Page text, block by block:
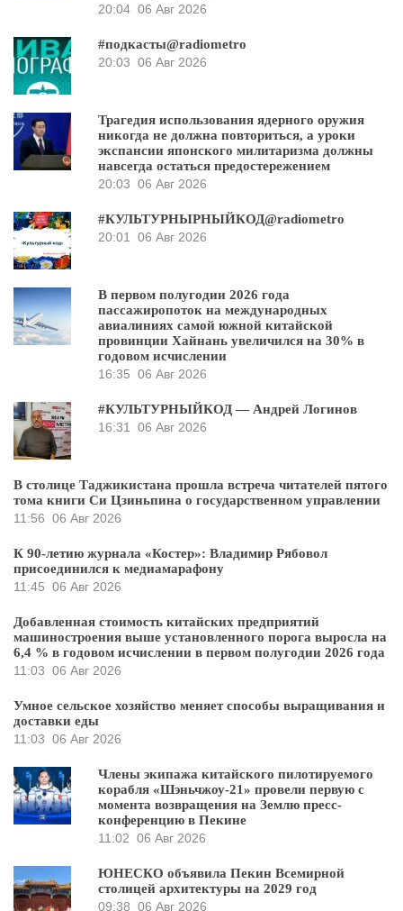
20:04 06 Авг 2026
#подкасты@radiometro
20:03 06 Авг 2026
Трагедия использования ядерного оружия
никогда не должна повториться, а уроки
экспансии японского милитаризма должны
навсегда остаться предостережением
20:03 06 Авг 2026
#КУЛЬТУРНЫРНЫЙКОД@radiometro
20:01 06 Авг 2026
В первом полугодии 2026 года
пассажиропоток на международных
авиалиниях самой южной китайской
провинции Хайнань увеличился на 30% в
годовом исчислении
16:35 06 Авг 2026
#КУЛЬТУРНЫЙКОД — Андрей Логинов
16:31 06 Авг 2026
В столице Таджикистана прошла встреча читателей пятого
тома книги Си Цзиньпина о государственном управлении
11:56 06 Авг 2026
К 90-летию журнала «Костер»: Владимир Рябовол
присоединился к медиамарафону
11:45 06 Авг 2026
Добавленная стоимость китайских предприятий
машиностроения выше установленного порога выросла на
6,4 % в годовом исчислении в первом полугодии 2026 года
11:03 06 Авг 2026
Умное сельское хозяйство меняет способы выращивания и
доставки еды
11:03 06 Авг 2026
Члены экипажа китайского пилотируемого
корабля «Шэньчжоу-21» провели первую с
момента возвращения на Землю пресс-
конференцию в Пекине
11:02 06 Авг 2026
ЮНЕСКО объявила Пекин Всемирной
столицей архитектуры на 2029 год
09:38 06 Авг 2026